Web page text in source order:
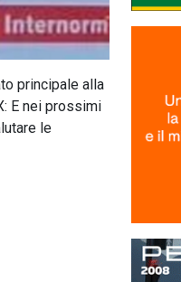
principale alla
E nei prossimi
le